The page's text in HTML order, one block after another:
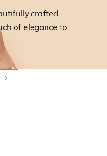
crafted
of elegance to